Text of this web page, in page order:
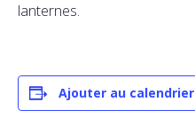
lanternes.
Ajouter au calendrier